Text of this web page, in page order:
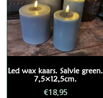
Led wax kaars. Salvie green.
7,5×12,5cm.
€18,95